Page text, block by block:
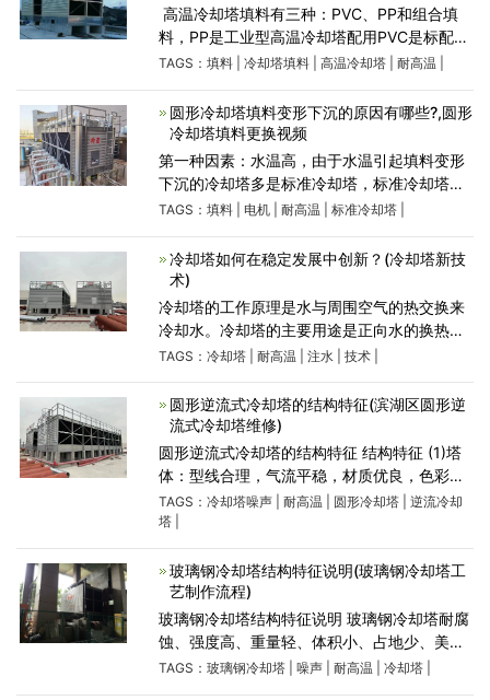
料，PP是工业型高温冷却塔配用PVC是标配型
常用！这两种材料加工设备是压延流水线生产
度以下冷却塔填料
TAGS： 填料| 冷却塔填料| 高温冷却塔| 耐高温
圆形冷却塔填料变形下沉的原因有哪些?,圆形
冷却塔填料更换视频
第一种因素：水温高，由于水温引起填料变形
下沉的冷却塔多是标准冷却塔，标准冷却塔填
料耐高温在45摄氏度度以下，这由于黑色填料
意进水温度，即可避免
TAGS： 填料| 电机| 耐高温 标准冷却塔|
冷却塔如何在稳定发展中创新？(冷却塔新技
术)
冷却塔的工作原理是水与周围空气的热交换来
冷却水。冷却塔的主要用途是正向水的换热功
率。前进动力的主要途径是增加换热面积，增
随着材料、技术
TAGS： 冷却塔| 耐高温 注水 技术|
圆形逆流式冷却塔的结构特征(滨湖区圆形逆
流式冷却塔维修)
圆形逆流式冷却塔的结构特征 结构特征 (1)塔
体：型线合理，气流平稳，材质优良，色彩鲜
艳，表面胶衣树脂内含有抗紫外线剂，耐老
化，强度高，重量轻，耐腐蚀。下塔体按订货
要求，可配有溢水、排污、自动给
TAGS： 冷却塔噪声| 耐高温 圆形冷却塔| 逆流冷却
塔|
玻璃钢冷却塔结构特征说明(玻璃钢冷却塔工
艺制作流程)
玻璃钢冷却塔结构特征说明 玻璃钢冷却塔耐腐
蚀、强度高、重量轻、体积小、占地少、美观
耐用，并且运输、安装和维修都较方便。因而
TAGS： 玻璃钢冷却塔| 噪声| 耐高温 冷却塔|